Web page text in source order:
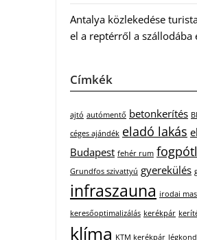
Antalya közlekedése
el a reptérről a szállodába
Címkék
ajtó autómentő betonkerítés
céges ajándék eladó lakás
Budapest fehér rum
Grundfos szivattyú gyerekülés
infraszauna irodai
keresőoptimalizálás kerékpár
klíma KTM kerékpár